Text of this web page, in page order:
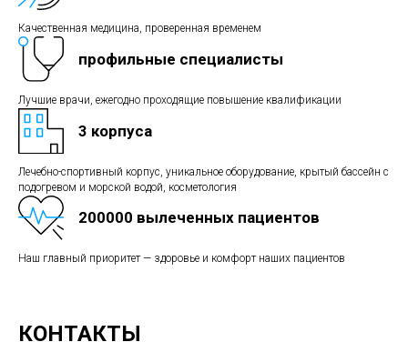
Качественная медицина, проверенная временем
профильные специалисты
Лучшие врачи, ежегодно проходящие повышение квалификации
3 корпуса
Лечебно-спортивный корпус, уникальное оборудование, крытый бассейн с
подогревом и морской водой, косметология
200000 вылеченных пациентов
Наш главный приоритет — здоровье и комфорт наших пациентов
КОНТАКТЫ